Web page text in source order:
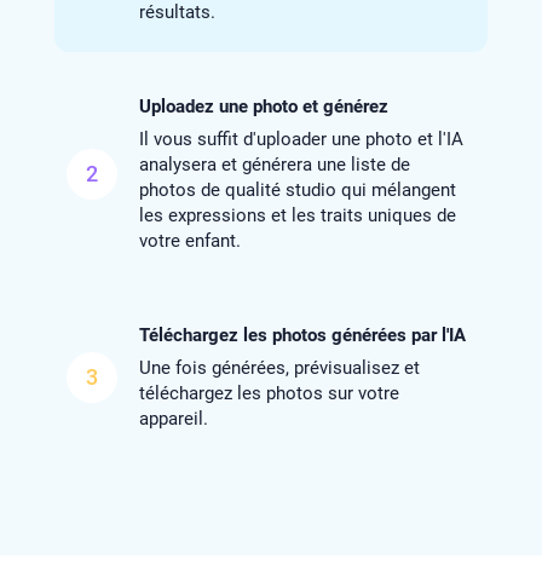
résultats.
2
Uploadez une photo et générez
Il vous suffit d'uploader une photo et l'IA
analysera et générera une liste de
photos de qualité studio qui mélangent
les expressions et les traits uniques de
votre enfant.
3
Téléchargez les photos générées par l'IA
Une fois générées, prévisualisez et
téléchargez les photos sur votre
appareil.